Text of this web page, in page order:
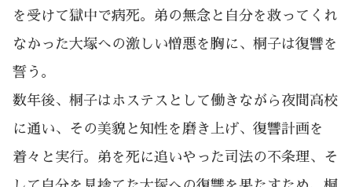
を受けて獄中で病死。弟の無念と自分を救ってくれ
なかった大塚への激しい憎悪を胸に、桐子は復讐を
誓う。
数年後、桐子はホステスとして働きながら夜間高校
に通い、その美貌と知性を磨き上げ、復讐計画を
着々と実行。弟を死に追いやった司法の不条理、そ